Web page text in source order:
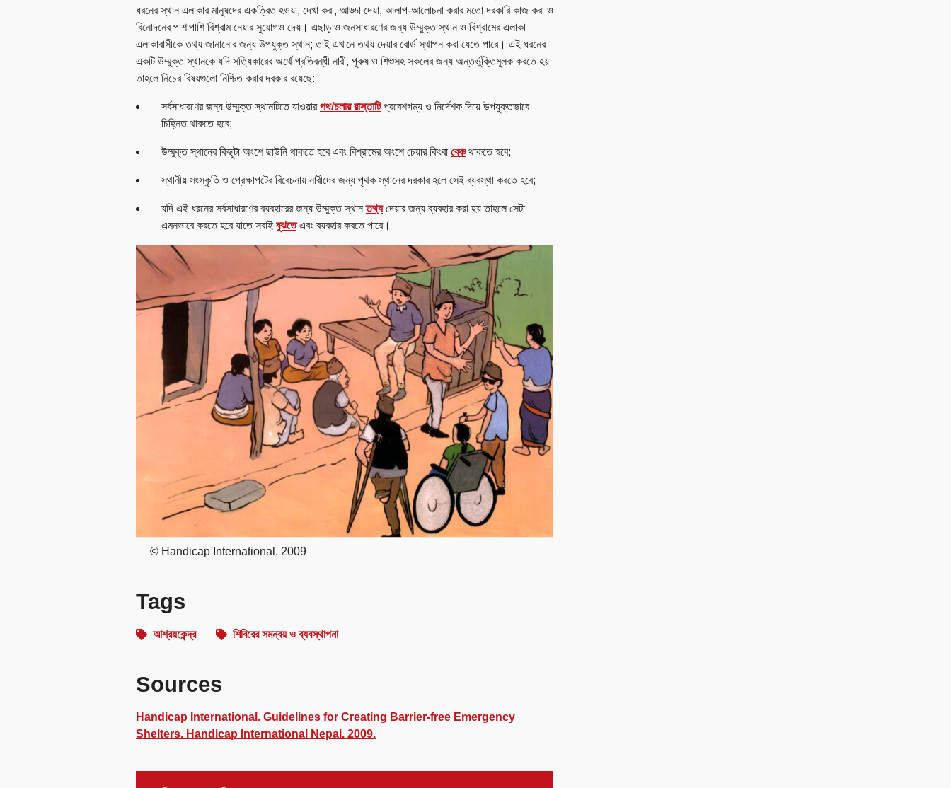
ধরনের স্থান এলাকার মানুষদের একত্রিত হওয়া, দেখা করা, আড্ডা দেয়া, আলাপ-আলোচনা করার মতো দরকারি কাজ করা ও
বিনোদনের পাশাপাশি বিশ্রাম নেয়ার সুযোগও দেয়। এছাড়াও জনসাধারণের জন্য উম্মুক্ত স্থান ও বিশ্রামের এলাকা
এলাকাবাসীকে তথ্য জানানোর জন্য উপযুক্ত স্থান; তাই এখানে তথ্য দেয়ার বোর্ড স্থাপন করা যেতে পারে। এই ধরনের
একটি উম্মুক্ত স্থানকে যদি সত্যিকারের অর্থে প্রতিবন্ধী নারী, পুরুষ ও শিশুসহ সকলের জন্য অন্তর্ভুক্তিমূলক করতে হয়
তাহলে নিচের বিষয়গুলো নিশ্চিত করার দরকার রয়েছে:
সর্বসাধারণের জন্য উম্মুক্ত স্থানটিতে যাওয়ারপথ/চলার রাস্তাটিপ্রবেশগম্য ও নির্দেশক দিয়ে উপযুক্তভাবে
চিহ্নিত থাকতে হবে;
উম্মুক্ত স্থানের কিছুটা অংশে ছাউনি থাকতে হবে এবং বিশ্রামের অংশে চেয়ার কিংবা বেঞ্চথাকতে হবে;
স্থানীয় সংস্কৃতি ও প্রেক্ষাপটের বিবেচনায় নারীদের জন্য পৃথক স্থানের দরকার হলে সেই ব্যবস্থা করতে হবে;
যদি এই ধরনের সর্বসাধারণের ব্যবহারের জন্য উম্মুক্ত স্থানতথ্যদেয়ার জন্য ব্যবহার করা হয় তাহলে সেটা
এমনভাবে করতে হবে যাতে সবাই বুঝতেএবং ব্যবহার করতে পারে।
© Handicap International. 2009
Tags
আশ্রয়কেন্দ্র শিবিরের সমন্বয় ও ব্যবস্থাপনা
Sources
Handicap International. Guidelines for Creating Barrier-free Emergency
Shelters. Handicap International Nepal. 2009.